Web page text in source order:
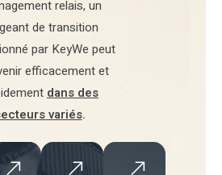
relais, un
de transition
par KeyWe peut
efficacement et
dans des
variés.